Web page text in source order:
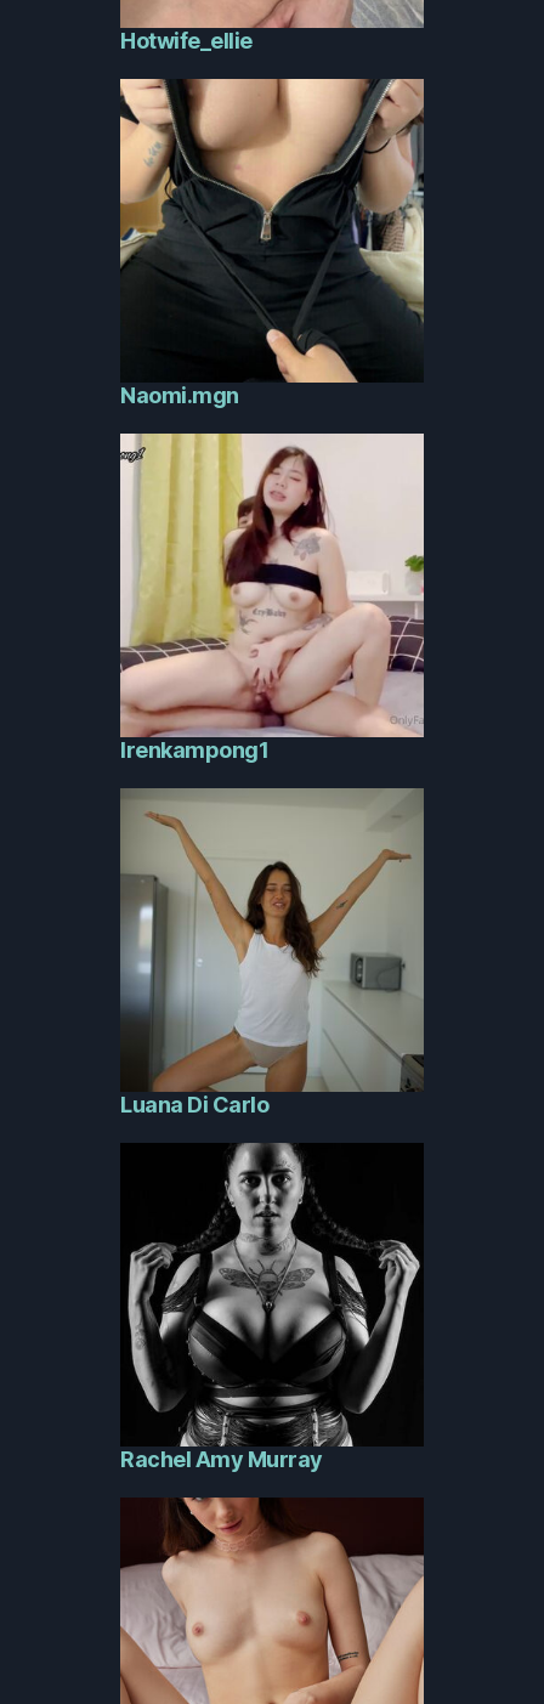
Hotwife_ellie
Naomi.mgn
Irenkampong1
Luana Di Carlo
Rachel Amy Murray